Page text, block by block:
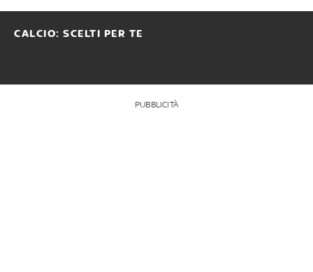
CALCIO: SCELTI PER TE
PUBBLICITÀ